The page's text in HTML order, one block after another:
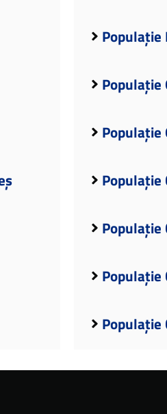
Populație
Populație
Populație
Populație
Populație
Populație
Populație